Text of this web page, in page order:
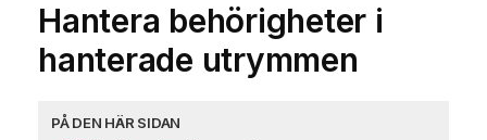
Hantera behörigheter i
hanterade utrymmen
PÅ DEN HÄR SIDAN